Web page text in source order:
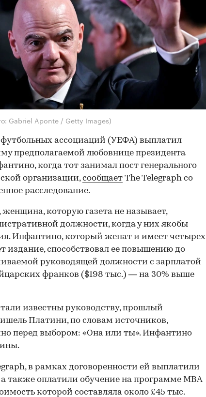
Gabriel Aponte / Getty Images)
ассоциаций (УЕФА) выплатил
предполагаемой любовнице президента
когда тот занимал пост генерального
организации,сообщает The Telegraph со
расследование.
которую газета не называет,
должности, когда у них якобы
Инфантино, который женат и имеет четырех
издание, способствовал ее повышению до
руководящей должности с зарплатой
франков ($198 тыс.) — на 30% выше
известны руководству, прошлый
Платини, по словам источников,
перед выбором: «Она или ты». Инфантино
в рамках договоренности ей выплатили
также оплатили обучение на программе MBA
которой составляла около £45 тыс.